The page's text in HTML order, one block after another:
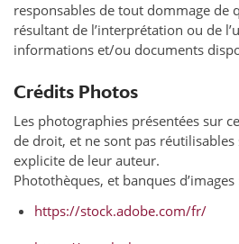
responsables de tout dommage de
résultant de l’interprétation ou de
informations et/ou documents
Crédits Photos
Les photographies présentées sur
de droit, et ne sont pas
explicite de leur auteur.
Photothèques, et banques d’images
https://stock.adobe.com/fr/